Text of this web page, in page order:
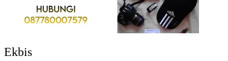
Ekbis